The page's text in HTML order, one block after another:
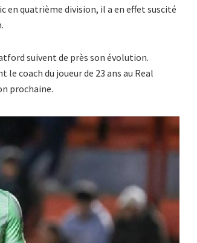
quatrième division, il a en effet suscité
suivent de près son évolution.
coach du joueur de 23 ans au Real
prochaine.